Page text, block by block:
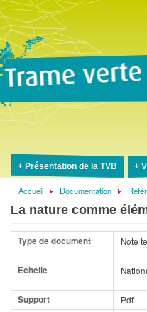
Présentation de la TVB
Fil
d'Ariane
Accueil Documentation
La nature comme
Type de document Note
Echelle
Support
Pdf